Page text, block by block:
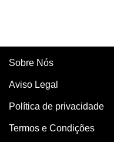
Sobre Nós
Aviso Legal
Política de privacidade
Termos e Condições